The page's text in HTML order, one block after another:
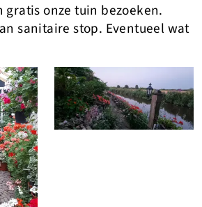
gratis onze tuin bezoeken.
sanitaire stop. Eventueel wat